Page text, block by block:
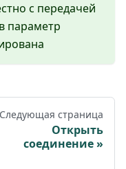
с передачей
параметр
Следующая страница
Открыть
соединение